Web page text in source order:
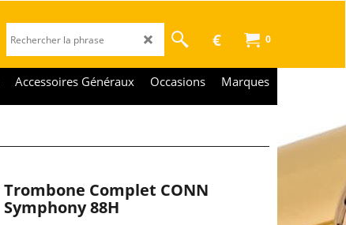
0
€
Accessoires Généraux Occasions Marques
Trombone Complet CONN
Symphony 88H